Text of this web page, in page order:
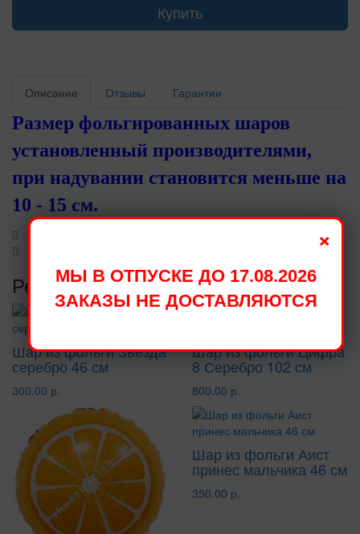
Купить
Описание Отзывы Гарантии
Размер фольгированных шаров
установленный производителями,
при надувании становится меньше на
10 - 15 см.
Рекомендуемые товары
Шар из фольги Звезда
серебро 46 см
300.00 р.
Шар из фольги Цифра
8 Серебро 102 см
800.00 р.
Шар из фольги Аист
принес мальчика 46 см
350.00 р.
×
МЫ В ОТПУСКЕ ДО 17.08.2026
ЗАКАЗЫ НЕ ДОСТАВЛЯЮТСЯ